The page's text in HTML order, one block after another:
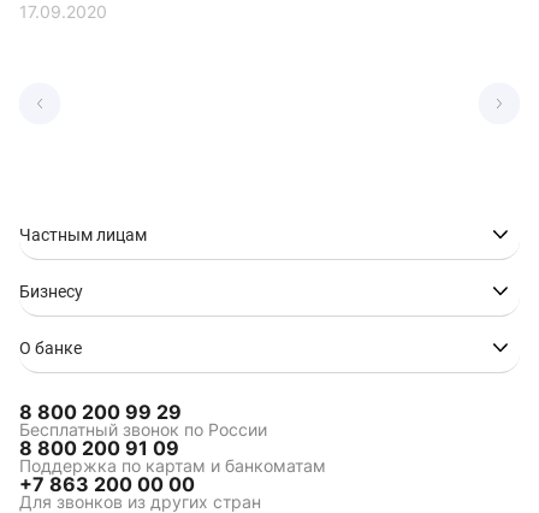
17.09.2020
Частным лицам
Бизнесу
О банке
8 800 200 99 29
Бесплатный звонок по России
8 800 200 91 09
Поддержка по картам и банкоматам
+7 863 200 00 00
Для звонков из других стран